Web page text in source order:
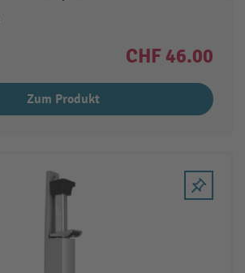
CHF 46.00
Zum Produkt